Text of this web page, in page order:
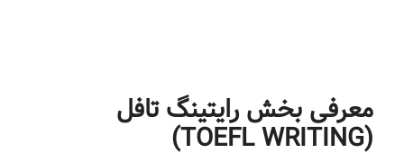
معرفی بخش رایتینگ تافل
(TOEFL WRITING)